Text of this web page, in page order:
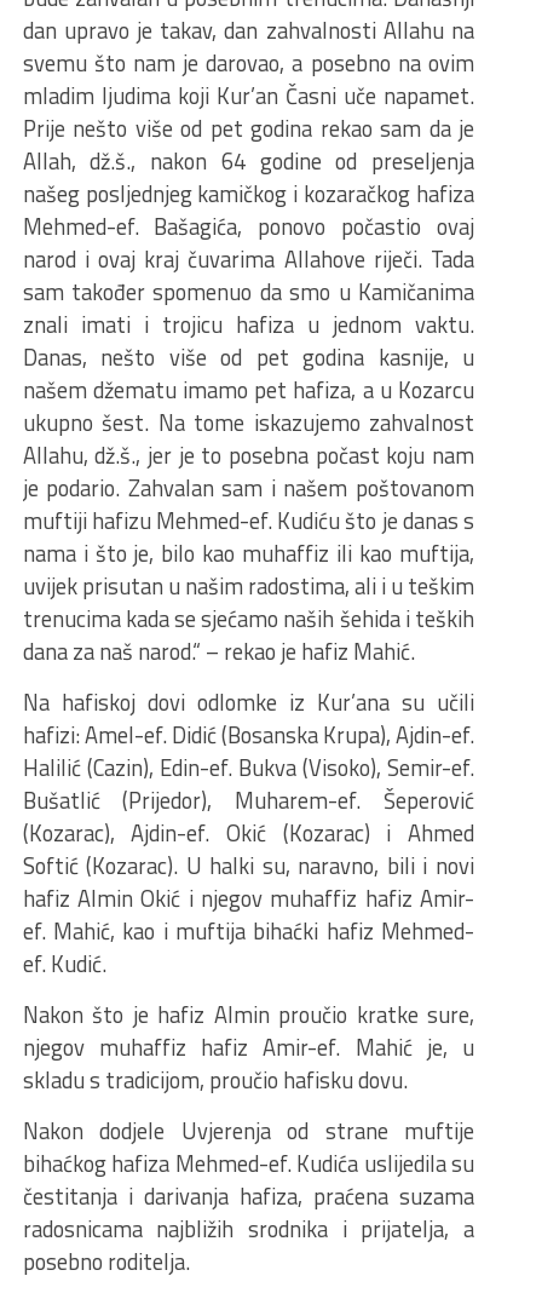
dan upravo je takav, dan zahvalnosti Allahu na
svemu što nam je darovao, a posebno na ovim
mladim ljudima koji Kur’an Časni uče napamet.
Prije nešto više od pet godina rekao sam da je
Allah, dž.š., nakon 64 godine od preseljenja
našeg posljednjeg kamičkog i kozaračkog hafiza
Mehmed-ef. Bašagića, ponovo počastio ovaj
narod i ovaj kraj čuvarima Allahove riječi. Tada
sam također spomenuo da smo u Kamičanima
znali imati i trojicu hafiza u jednom vaktu.
Danas, nešto više od pet godina kasnije, u
našem džematu imamo pet hafiza, a u Kozarcu
ukupno šest. Na tome iskazujemo zahvalnost
Allahu, dž.š., jer je to posebna počast koju nam
je podario. Zahvalan sam i našem poštovanom
muftiji hafizu Mehmed-ef. Kudiću što je danas s
nama i što je, bilo kao muhaffiz ili kao muftija,
uvijek prisutan u našim radostima, ali i u teškim
trenucima kada se sjećamo naših šehida i teških
dana za naš narod.“ – rekao je hafiz Mahić.
Na hafiskoj dovi odlomke iz Kur’ana su učili
hafizi: Amel-ef. Didić (Bosanska Krupa), Ajdin-ef.
Halilić (Cazin), Edin-ef. Bukva (Visoko), Semir-ef.
Bušatlić (Prijedor), Muharem-ef. Šeperović
(Kozarac), Ajdin-ef. Okić (Kozarac) i Ahmed
Softić (Kozarac). U halki su, naravno, bili i novi
hafiz Almin Okić i njegov muhaffiz hafiz Amir-
ef. Mahić, kao i muftija bihaćki hafiz Mehmed-
ef. Kudić.
Nakon što je hafiz Almin proučio kratke sure,
njegov muhaffiz hafiz Amir-ef. Mahić je, u
skladu s tradicijom, proučio hafisku dovu.
Nakon dodjele Uvjerenja od strane muftije
bihaćkog hafiza Mehmed-ef. Kudića uslijedila su
čestitanja i darivanja hafiza, praćena suzama
radosnicama najbližih srodnika i prijatelja, a
posebno roditelja.